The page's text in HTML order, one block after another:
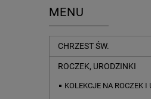
MENU
CHRZEST ŚW.
ROCZEK, URODZINKI
KOLEKCJE NA ROCZEK I